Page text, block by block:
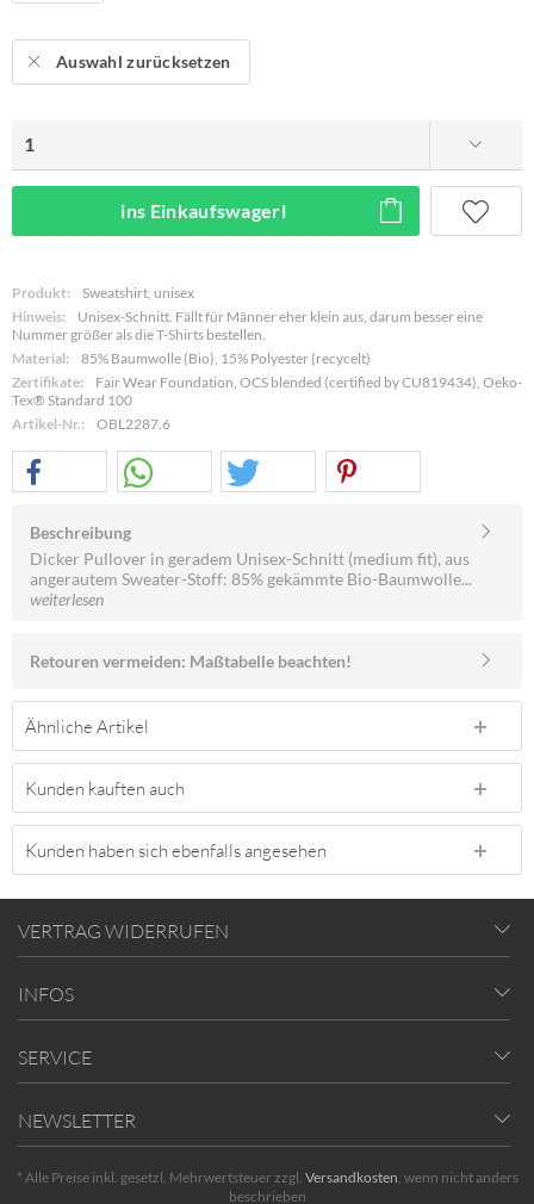
Auswahl zurücksetzen
ins Einkaufswagerl
Produkt:
Sweatshirt, unisex
Hinweis:
Unisex-Schnitt. Fällt für Männer eher klein aus, darum besser eine
Nummer größer als die T-Shirts bestellen.
Material:
85% Baumwolle (Bio), 15% Polyester (recycelt)
Zertifikate:
Fair Wear Foundation, OCS blended (certified by CU819434), Oeko-
Tex® Standard 100
Artikel-Nr.:
OBL2287.6
Beschreibung
Dicker Pullover in geradem Unisex-Schnitt (medium fit), aus
angerautem Sweater-Stoff: 85% gekämmte Bio-Baumwolle...
weiterlesen
Retouren vermeiden: Maßtabelle beachten!
Ähnliche Artikel
Kunden kauften auch
Kunden haben sich ebenfalls angesehen
VERTRAG WIDERRUFEN
INFOS
SERVICE
NEWSLETTER
* Alle Preise inkl. gesetzl. Mehrwertsteuer zzgl. Versandkosten, wenn nicht anders
beschrieben